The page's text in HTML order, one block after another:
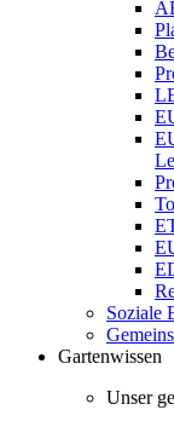
Soziale
Gartenwissen
Unser